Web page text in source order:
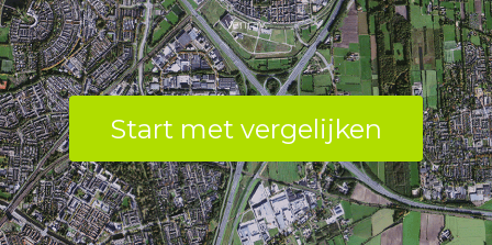
Venray.
Start met vergelijken